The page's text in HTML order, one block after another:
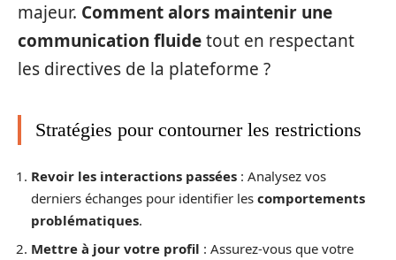
majeur. Comment alors maintenir une
communication fluidetout en respectant
les directives de la plateforme ?
Stratégies pour contourner les restrictions
Revoir les interactions passées : Analysez vos
derniers échanges pour identifier les comportements
problématiques.
Mettre à jour votre profil : Assurez-vous que votre